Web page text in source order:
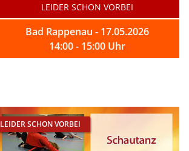
LEIDER SCHON VORBEI
Bad Rappenau - 17.05.2026
14:00 - 15:00 Uhr
LEIDER SCHON VORBEI